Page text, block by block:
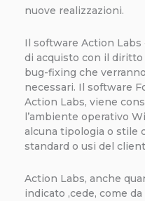
nuove realizzazioni.
Il software Action Labs
di acquisto con il
bug-fixing che
necessari. Il software
Action Labs, viene
l’ambiente operativo
alcuna tipologia o stile
standard o usi del
Action Labs, anche
indicato ,cede, come